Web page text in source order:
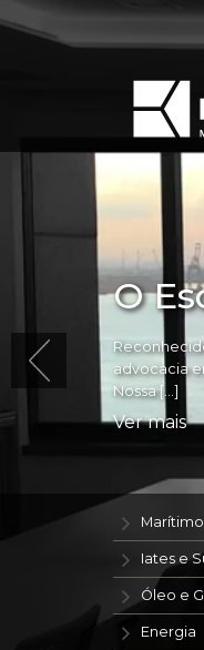
O
advocacia
Nossa […]
Ver mais
Marítimo
Iates e
Óleo e
Energia